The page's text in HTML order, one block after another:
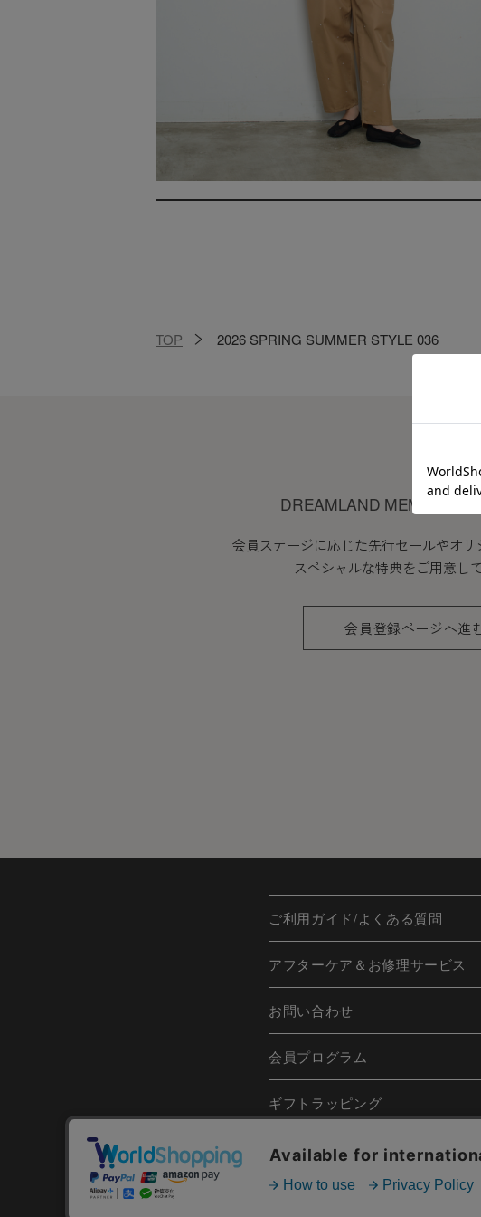
TOP 2026 SPRING SUMMER STYLE 036
DREAMLAND MEMBERS
会員ステージに応じた先行セールやオリ
スペシャルな特典をご用意し
会員登録ページへ進
ご利用ガイド/よくある質問
アフターケア＆お修理サービス
お問い合わせ
会員プログラム
ギフトラッピング
日本語 English